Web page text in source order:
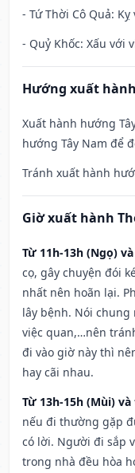
- Tứ Thời Cô Quả:
- Quỷ Khốc: Xấu với
Hướng xuất hành
Xuất hành hướng
hướng Tây Nam để
Tránh xuất hành
Giờ xuất hành
Từ 11h-13h (Ngọ)
cọ, gây chuyện đói
nhất nên hoãn lại.
lây bệnh. Nói
việc quan,…nên
đi vào giờ này thì
hay cãi nhau.
Từ 13h-15h (Mùi)
nếu đi thường gặp
có lời. Người đi sắp
trong nhà đều hòa